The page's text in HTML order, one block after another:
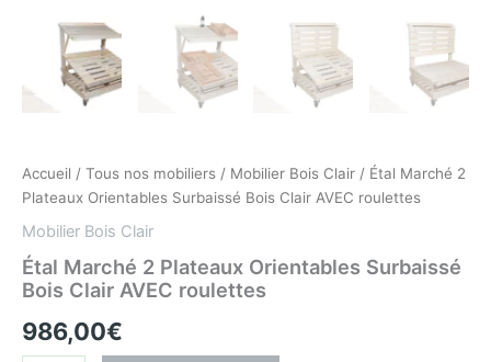
Accueil / Tous nos mobiliers / Mobilier Bois Clair / Étal Marché 2
Plateaux Orientables Surbaissé Bois Clair AVEC roulettes
Mobilier Bois Clair
Étal Marché 2 Plateaux Orientables Surbaissé
Bois Clair AVEC roulettes
986,00€